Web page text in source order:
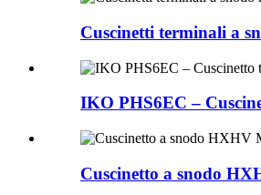
Cuscinetti terminali a
IKO PHS6EC –
Cuscinetto a snodo